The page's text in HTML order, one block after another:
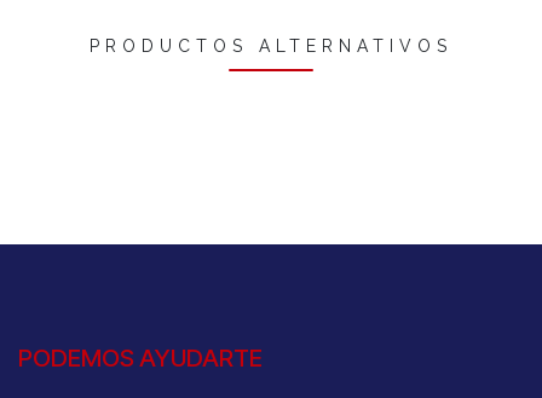
PRODUCTOS ALTERNATIVOS
PODEMOS AYUDARTE